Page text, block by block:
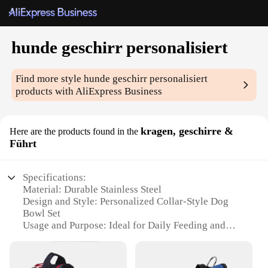
hunde geschirr personalisiert
Find more stylehunde geschirr personalisiert
products with AliExpress Business
Here are the products found in the kragen, geschirre &
Führt
Specifications:
Material: Durable Stainless Steel
Design and Style: Personalized Collar-Style Dog
Bowl Set
Usage and Purpose: Ideal for Daily Feeding and
Dog Breeds and Sizes